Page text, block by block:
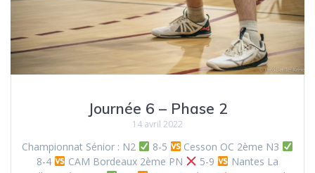
Journée 6 – Phase 2
14 avril 2022
Championnat Sénior : N2 8-5
Cesson OC 2ème N3
8-4
CAM Bordeaux 2ème PN 5-9
Nantes La